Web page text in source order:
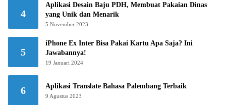
4
Aplikasi Desain Baju PDH, Membuat Pakaian Dinas
yang Unik dan Menarik
5 November 2023
5
iPhone Ex Inter Bisa Pakai Kartu Apa Saja? Ini
Jawabannya!
19 Januari 2024
6 Aplikasi Translate Bahasa Palembang Terbaik
9 Agustus 2023